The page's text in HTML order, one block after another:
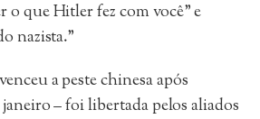
o que Hitler fez com você” e
nazista.”
a peste chinesa após
– foi libertada pelos aliados